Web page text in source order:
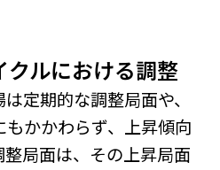
ルにおける調整
定期的な調整局面や、
かかわらず、上昇傾向
局面は、その上昇局面